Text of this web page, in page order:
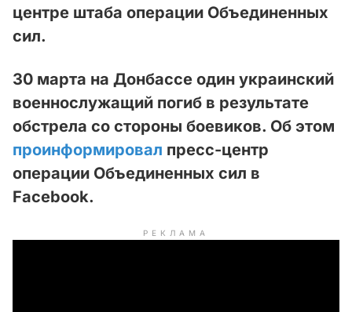
центре штаба операции Объединенных
сил.
30 марта на Донбассе один украинский
военнослужащий погиб в результате
обстрела со стороны боевиков. Об этом
проинформировал пресс-центр
операции Объединенных сил в
Facebook.
РЕКЛАМА